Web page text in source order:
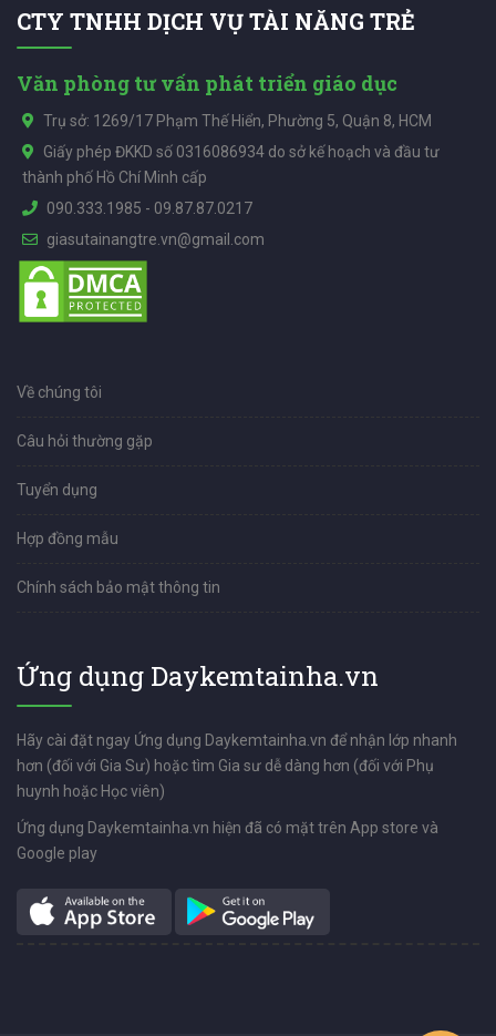
CTY TNHH DỊCH VỤ TÀI NĂNG TRẺ
Văn phòng tư vấn phát triển giáo dục
Trụ sở: 1269/17 Phạm Thế Hiển, Phường 5, Quận 8, HCM
Giấy phép ĐKKD số 0316086934 do sở kế hoạch và đầu tư
thành phố Hồ Chí Minh cấp
090.333.1985 - 09.87.87.0217
giasutainangtre.vn@gmail.com
Về chúng tôi
Câu hỏi thường gặp
Tuyển dụng
Hợp đồng mẫu
Chính sách bảo mật thông tin
Ứng dụng Daykemtainha.vn
Hãy cài đặt ngay Ứng dụng Daykemtainha.vn để nhận lớp nhanh
hơn (đối với Gia Sư) hoặc tìm Gia sư dễ dàng hơn (đối với Phụ
huynh hoặc Học viên)
Ứng dụng Daykemtainha.vn hiện đã có mặt trên App store và
Google play